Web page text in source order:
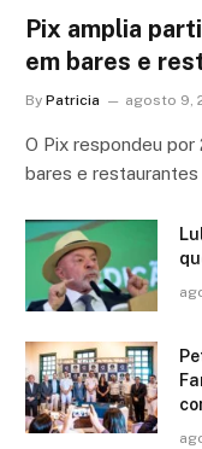
Pix amplia
em bares e
By Patricia agosto 9,
O Pix respondeu
bares e